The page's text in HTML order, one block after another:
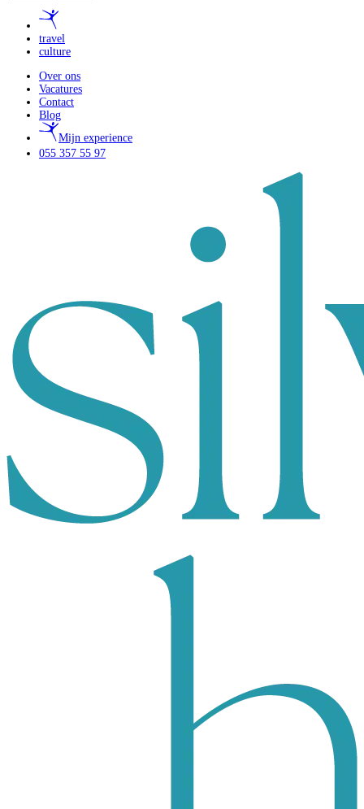
travel
culture
Over ons
Vacatures
Contact
Blog
Mijn experience
055 357 55 97